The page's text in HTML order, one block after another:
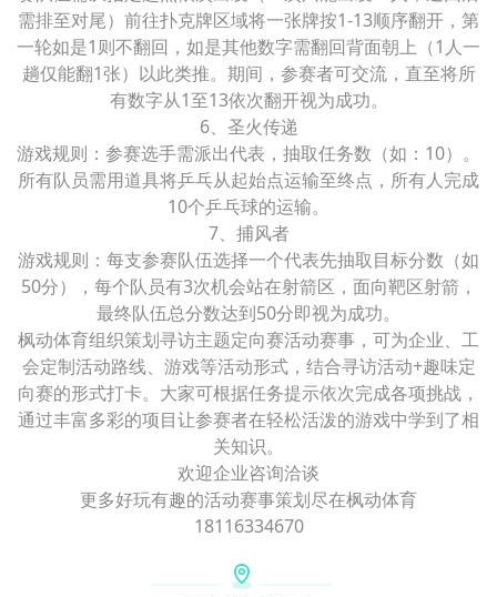
需排至对尾）前往扑克牌区域将一张牌按1-13顺序翻开，第
一轮如是1则不翻回，如是其他数字需翻回背面朝上（1人一
趟仅能翻1张）以此类推。期间，参赛者可交流，直至将所
有数字从1至13依次翻开视为成功。
6、圣火传递
游戏规则：参赛选手需派出代表，抽取任务数（如：10）。
所有队员需用道具将乒乓从起始点运输至终点，所有人完成
10个乒乓球的运输。
7、捕风者
游戏规则：每支参赛队伍选择一个代表先抽取目标分数（如
50分），每个队员有3次机会站在射箭区，面向靶区射箭，
最终队伍总分数达到50分即视为成功。
枫动体育组织策划寻访主题定向赛活动赛事，可为企业、工
会定制活动路线、游戏等活动形式，结合寻访活动+趣味定
向赛的形式打卡。大家可根据任务提示依次完成各项挑战，
通过丰富多彩的项目让参赛者在轻松活泼的游戏中学到了相
关知识。
欢迎企业咨询洽谈
更多好玩有趣的活动赛事策划尽在枫动体育
18116334670